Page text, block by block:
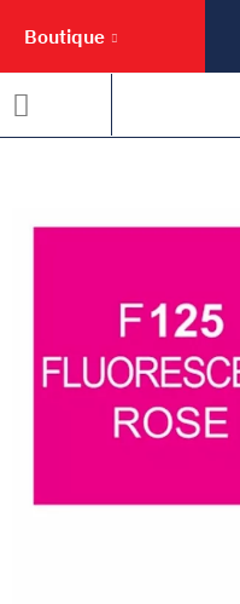
Boutique